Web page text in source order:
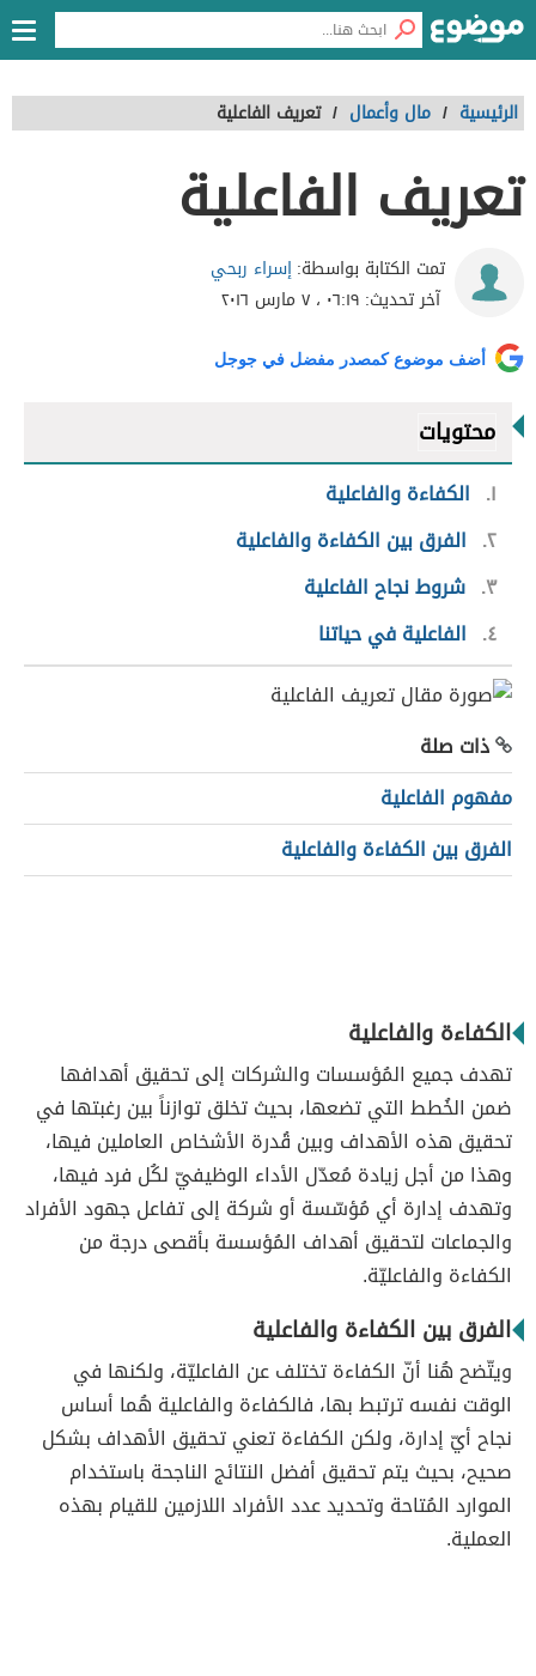
الرئيسية / مال وأعمال / تعريف الفاعلية
تعريف الفاعلية
تمت الكتابة بواسطة:إسراء ربحي
آخر تحديث: ٠٦:١٩ ، ٧ مارس ٢٠١٦
أضف موضوع كمصدر مفضل في جوجل
محتويات
١
الكفاءة والفاعلية
٢ الفرق بين الكفاءة والفاعلية
٣ شروط نجاح الفاعلية
٤
الفاعلية في حياتنا
ذات صلة
مفهوم الفاعلية
الفرق بين الكفاءة والفاعلية
الكفاءة والفاعلية
تهدف جميع المُؤسسات والشركات إلى تحقيق أهدافها
ضمن الخُطط التي تضعها، بحيث تخلق توازناً بين رغبتها في
تحقيق هذه الأهداف وبين قُدرة الأشخاص العاملين فيها،
وهذا من أجل زيادة مُعدّل الأداء الوظيفيّ لكُل فرد فيها،
وتهدف إدارة أي مُؤسّسة أو شركة إلى تفاعل جهود الأفراد
والجماعات لتحقيق أهداف المُؤسسة بأقصى درجة من
الكفاءة والفاعليّة.
الفرق بين الكفاءة والفاعلية
ويتّضح هُنا أنّ الكفاءة تختلف عن الفاعليّة، ولكنها في
الوقت نفسه ترتبط بها، فالكفاءة والفاعلية هُما أساس
نجاح أيّ إدارة، ولكن الكفاءة تعني تحقيق الأهداف بشكل
صحيح، بحيث يتم تحقيق أفضل النتائج الناجحة باستخدام
الموارد المُتاحة وتحديد عدد الأفراد اللازمين للقيام بهذه
العملية.